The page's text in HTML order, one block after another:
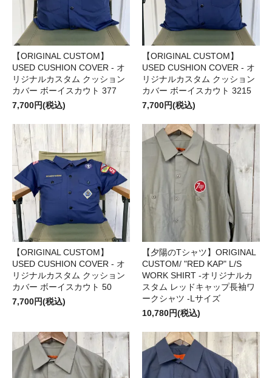
【ORIGINAL CUSTOM】
USED CUSHION COVER - オ
リジナルカスタム クッション
カバー ボーイスカウト 377
7,700円(税込)
【ORIGINAL CUSTOM】
USED CUSHION COVER - オ
リジナルカスタム クッション
カバー ボーイスカウト 3215
7,700円(税込)
【ORIGINAL CUSTOM】
USED CUSHION COVER - オ
リジナルカスタム クッション
カバー ボーイスカウト 50
7,700円(税込)
【夕陽のTシャツ】ORIGINAL
CUSTOM/ "RED KAP" L/S
WORK SHIRT -オリジナルカ
スタム レッドキャップ長袖ワ
ークシャツ -Lサイズ
10,780円(税込)